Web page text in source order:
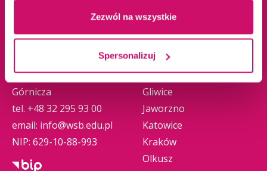
Zezwól na wszystkie
Spersonalizuj
docx
zalacznik_nr_2_do_zo_nr_2_rid
docx
zalacznik_nr_3_do_zo_nr_2_rid
pdf
zalacznik_nr_4_do_zo_nr_2_rid_
2022 (95 KB)
Dane adresowe
41-300 Dąbrowa
Górnicza
tel. +48 32 295 93 00
email: info@wsb.edu.pl
NIP: 629-10-88-993
Kampusy
Cieszyn
Dąbrowa Górnicza
Gliwice
Jaworzno
Katowice
Kraków
Olkusz